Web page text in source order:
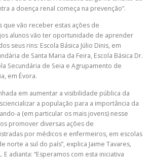
a doença renal começa na prevenção”.
que vão receber estas ações de
alunos vão ter oportunidade de aprender
seus rins: Escola Básica Júlio Dinis, em
de Santa Maria da Feira, Escola Básica Dr.
Secundária de Seia e Agrupamento de
em Évora.
em aumentar a visibilidade pública da
a população para a importância da
a (em particular os mais jovens) nesse
promover diversas ações de
por médicos e enfermeiros, em escolas
norte a sul do país”, explica Jaime Tavares,
E adianta: “Esperamos com esta iniciativa